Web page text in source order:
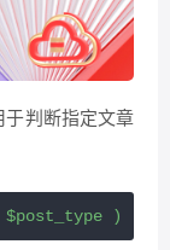
于判断指定文章
)